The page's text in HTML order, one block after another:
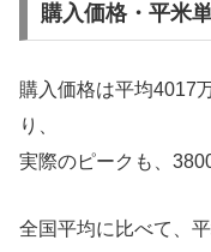
購入価格・平米
購入価格は平均4017
り、
実際のピークも、
全国平均に比べて、